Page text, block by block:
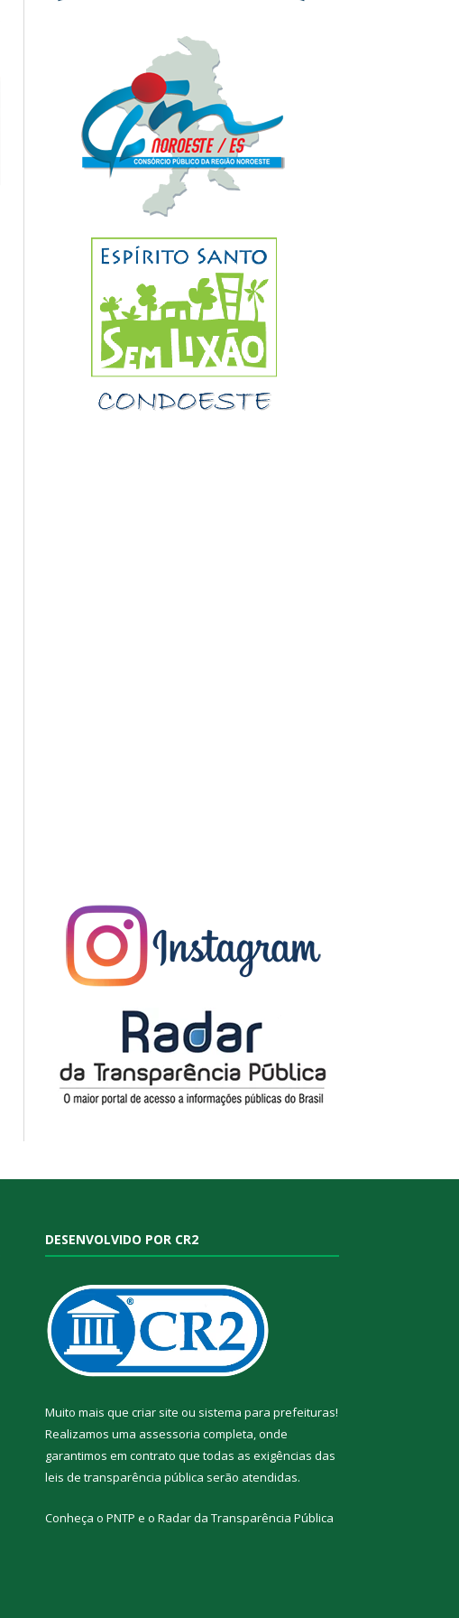
DESENVOLVIDO POR CR2
Muito mais que criar site ou sistema para prefeituras!
Realizamos uma assessoria completa, onde
garantimos em contrato que todas as exigências das
leis de transparência pública serão atendidas.
Conheça o PNTP e o Radar da Transparência Pública